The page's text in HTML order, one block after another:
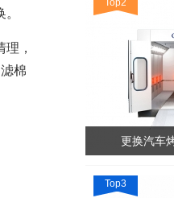
，
棉
Top2
更换汽车
Top3